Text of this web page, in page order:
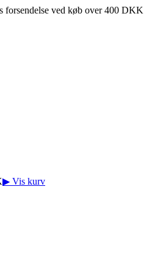
forsendelse ved køb over 400 DKK
▶ Vis kurv